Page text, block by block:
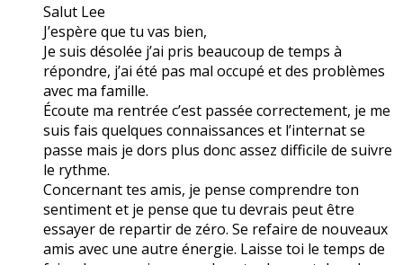
Salut Lee
J’espère que tu vas bien,
Je suis désolée j’ai pris beaucoup de temps à
répondre, j’ai été pas mal occupé et des problèmes
avec ma famille.
Écoute ma rentrée c’est passée correctement, je me
suis fais quelques connaissances et l’internat se
passe mais je dors plus donc assez difficile de suivre
le rythme.
Concernant tes amis, je pense comprendre ton
sentiment et je pense que tu devrais peut être
essayer de repartir de zéro. Se refaire de nouveaux
amis avec une autre énergie. Laisse toi le temps de